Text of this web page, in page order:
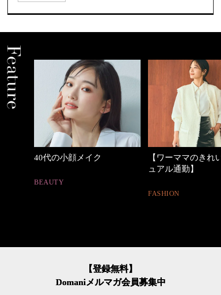
【ワーママのきれいめカジ
働く女性のバ
【登録無料】
Domaniメルマガ会員募集中